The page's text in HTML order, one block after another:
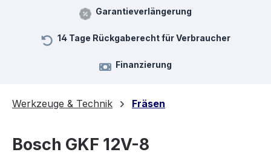
Garantieverlängerung
14 Tage Rückgaberecht für Verbraucher
Finanzierung
Werkzeuge & Technik Fräsen
Bosch GKF 12V-8